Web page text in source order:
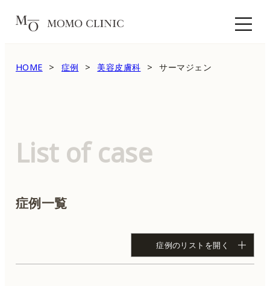
HOME 症例 美容皮膚科 サーマジェン
List of case
症例一覧
症例のリストを開く